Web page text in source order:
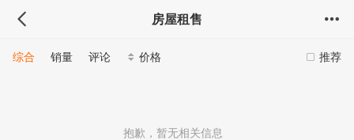
房屋租售
推荐
综合 销量 评论 价格
抱歉，暂无相关信息